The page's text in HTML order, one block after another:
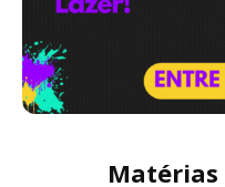
Matérias